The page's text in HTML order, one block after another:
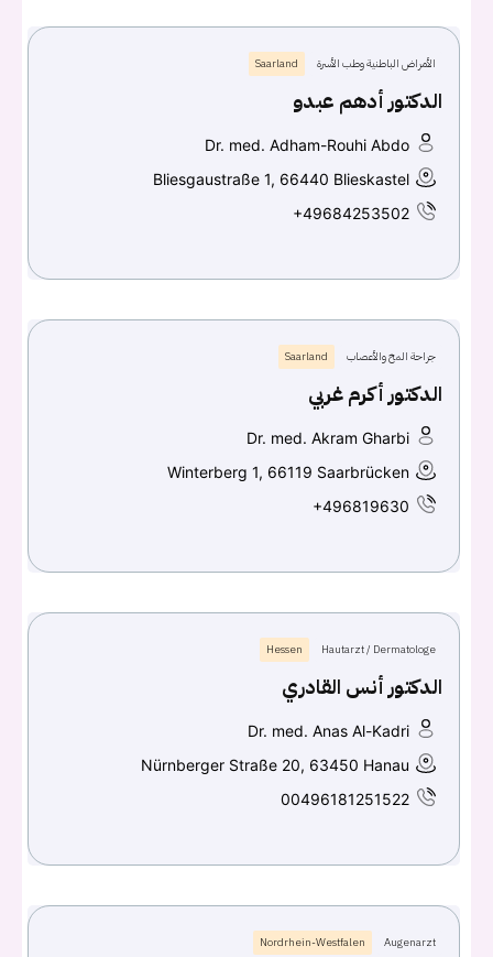
الأمراض الباطنية وطب الأسرة Saarland
الدكتور أدهم عبدو
Dr. med. Adham-Rouhi Abdo
Bliesgaustraße 1, 66440 Blieskastel
+49684253502
جراحة المخ والأعصاب Saarland
الدكتور أكرم غربي
Dr. med. Akram Gharbi
Winterberg 1, 66119 Saarbrücken
+496819630
Hautarzt / Dermatologe
Hessen
الدكتور أنس القادري
Dr. med. Anas Al-Kadri
Nürnberger Straße 20, 63450 Hanau
00496181251522
Augenarzt
Nordrhein-Westfalen